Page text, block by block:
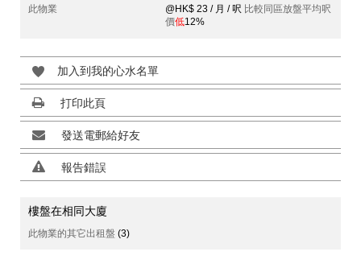
此物業
@HK$ 23 / 月 / 呎 比較同區放盤平均呎
價低12%
加入到我的心水名單
打印此頁
發送電郵給好友
報告錯誤
樓盤在相同大廈
此物業的其它出租盤 (3)